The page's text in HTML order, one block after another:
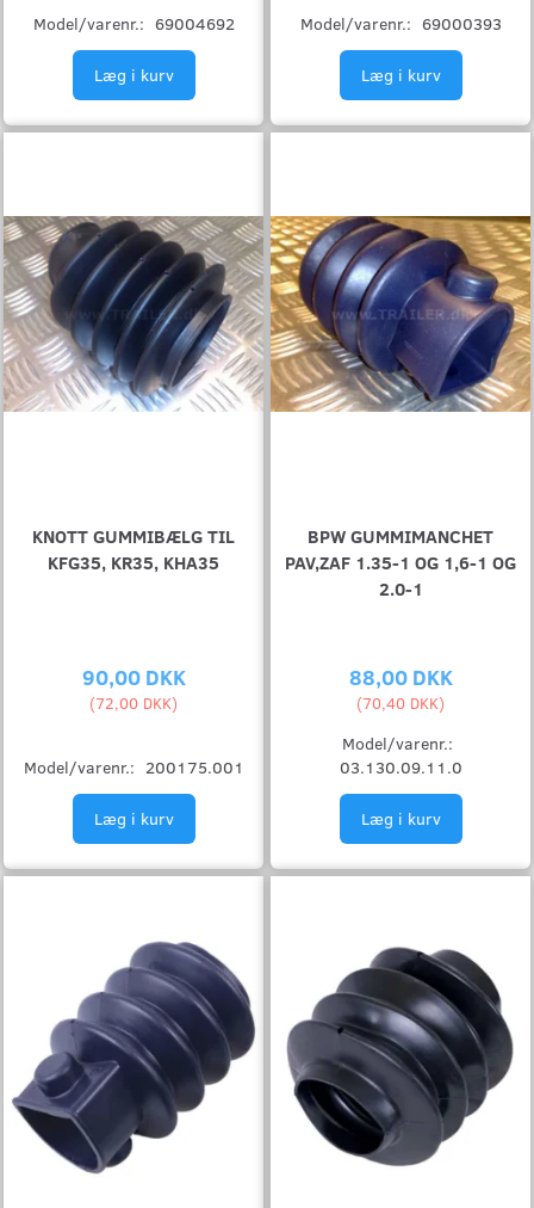
Model/varenr.: 69004692
Læg i kurv
Model/varenr.: 69000393
Læg i kurv
KNOTT GUMMIBÆLG TIL
KFG35, KR35, KHA35
90,00 DKK
(72,00 DKK)
Model/varenr.: 200175.001
Læg i kurv
BPW GUMMIMANCHET
PAV,ZAF 1.35-1 OG 1,6-1 OG
2.0-1
88,00 DKK
(70,40 DKK)
Model/varenr.:
03.130.09.11.0
Læg i kurv